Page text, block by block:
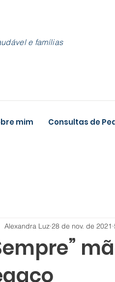
e famílias
mim Consultas de
Alexandra Luz 28 de nov. de 2021